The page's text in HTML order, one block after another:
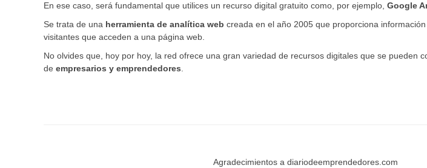
En ese caso, será fundamental que utilices un recurso digital gratuito como, por ejemplo, Google
Se trata de una herramienta de analítica web creada en el año 2005 que proporciona
visitantes que acceden a una página web.
No olvides que, hoy por hoy, la red ofrece una gran variedad de recursos digitales que se pueden
de empresarios y emprendedores.
Agradecimientos a diariodeemprendedores.com